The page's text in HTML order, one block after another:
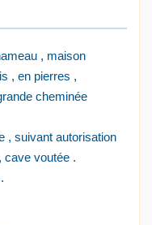
, maison
, en pierres ,
cheminée
, suivant autorisation
cave voutée .